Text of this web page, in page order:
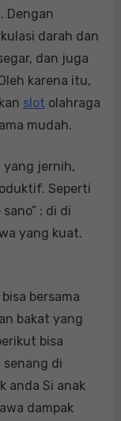
Dengan
darah dan
dan juga
karena itu,
slot olahraga
mudah.
yang jernih,
Seperti
: di di
yang kuat.
bersama
bakat yang
bisa
di
anda Si anak
dampak